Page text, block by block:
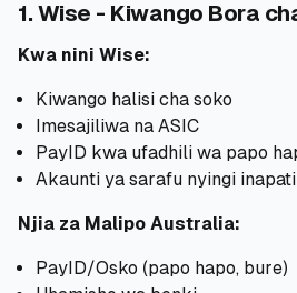
1. Wise - Kiwango Bora
Kwa nini Wise:
Kiwango halisi cha soko
Imesajiliwa na ASIC
PayID kwa ufadhili wa papo
Akaunti ya sarafu nyingi
Njia za Malipo Australia:
PayID/Osko (papo hapo, bure)